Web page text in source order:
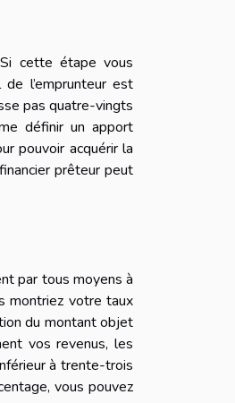
cette étape vous
l’emprunteur est
pas quatre-vingts
définir un apport
pouvoir acquérir la
prêteur peut
par tous moyens à
montriez votre taux
du montant objet
vos revenus, les
à trente-trois
vous pouvez